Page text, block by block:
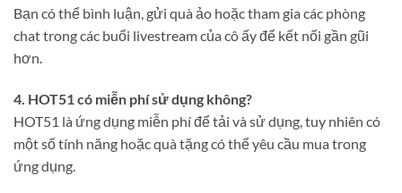
Bạn có thể bình luận, gửi quà ảo hoặc tham gia các phòng
chat trong các buổi livestream của cô ấy để kết nối gần gũi
hơn.
4. HOT51 có miễn phí sử dụng không?
HOT51 là ứng dụng miễn phí để tải và sử dụng, tuy nhiên có
một số tính năng hoặc quà tặng có thể yêu cầu mua trong
ứng dụng.